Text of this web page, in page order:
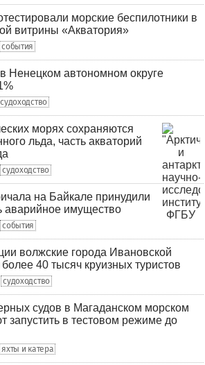
морские беспилотники в
витрины «Акватория»
события
Ненецком автономном округе
судоходство
морях сохраняются
льда, часть акваторий
судоходство
на Байкале принудили
аварийное имущество
события
волжские города Ивановской
40 тысяч круизных туристов
судоходство
судов в Магаданском морском
запустить в тестовом режиме до
яхты и катера